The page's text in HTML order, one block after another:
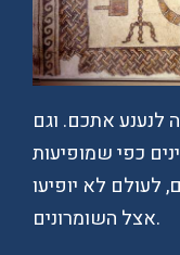
לנענע אתכם. וגם
כפי שמופיעות
לעולם לא יופיעו
אצל השומרונים.